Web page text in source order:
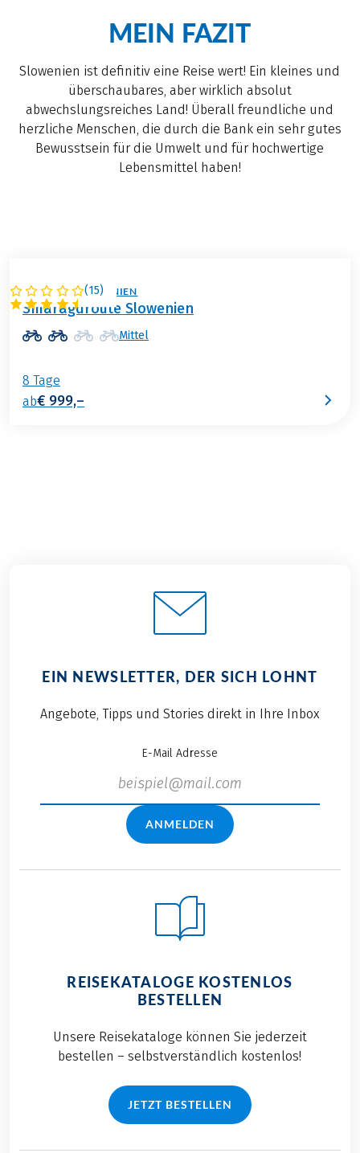
MEIN FAZIT
Slowenien ist definitiv eine Reise wert! Ein kleines und
überschaubares, aber wirklich absolut
abwechslungsreiches Land! Überall freundliche und
herzliche Menschen, die durch die Bank ein sehr gutes
Bewusstsein für die Umwelt und für hochwertige
Lebensmittel haben!
(15)
ITALIEN / SLOWENIEN
Smaragdroute Slowenien
Mittel
8 Tage
ab€ 999,–
EIN NEWSLETTER, DER SICH LOHNT
Angebote, Tipps und Stories direkt in Ihre Inbox
E-Mail Adresse
ANMELDEN
REISEKATALOGE KOSTENLOS
BESTELLEN
Unsere Reisekataloge können Sie jederzeit
bestellen – selbstverständlich kostenlos!
JETZT BESTELLEN